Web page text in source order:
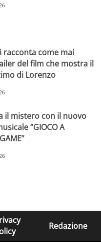
racconta come mai
del film che mostra il
di Lorenzo
il mistero con il nuovo
“GIOCO A
Redazione